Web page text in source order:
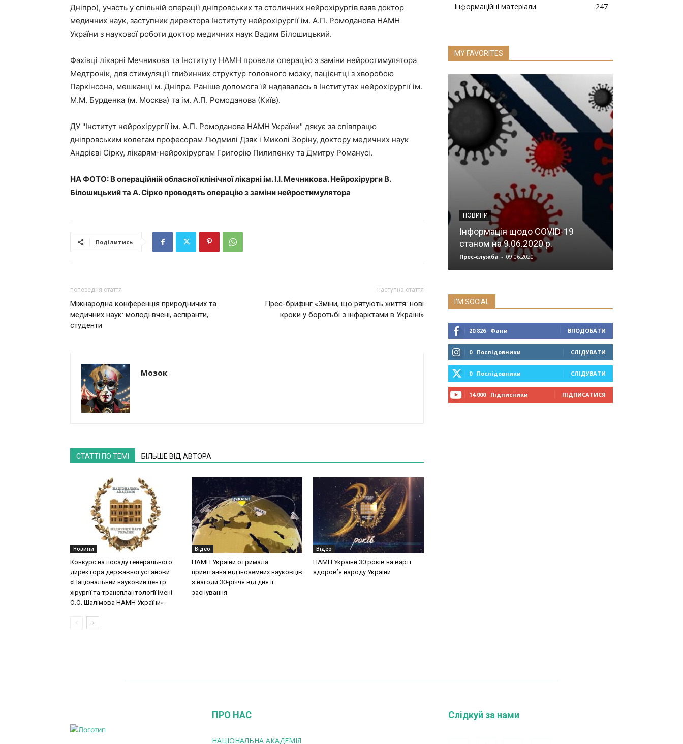
Дніпро), участь у спільній операції дніпровських та столичних нейрохірургів взяв доктор
медичних наук, заступник директора Інституту нейрохірургії ім. А.П. Ромоданова НАМН
України з наукової роботи доктор медичних наук Вадим Білошицький.
Фахівці лікарні Мечникова та Інституту НАМН провели операцію з заміни нейростимулятора
Медтронік, для стимуляції глибинних структур головного мозку, пацієнтці з хворобою
Паркінсона, мешканці м. Дніпра. Раніше допомога їй надавалась в Інститутах нейрохірургії ім.
М.М. Бурденка (м. Москва) та ім. А.П. Ромоданова (Київ).
ДУ "Інститут нейрохірургії ім. А.П. Ромоданова НАМН України" дякує за співпрацю
дніпровським колегам професорам Людмилі Дзяк і Миколі Зоріну, доктору медичних наук
Андрієві Сірку, лікарям-нейрохірургам Григорію Пилипенку та Дмитру Романусі.
НА ФОТО: В операційній обласної клінічної лікарні ім. І.І. Мечникова. Нейрохірурги В.
Білошицький та А. Сірко проводять операцію з заміни нейростимулятора
Поділитись
попередня стаття
Міжнародна конференція природничих та
медичних наук: молоді вчені, аспіранти,
студенти
наступна стаття
Прес-брифінг «Зміни, що рятують життя: нові
кроки у боротьбі з інфарктами в Україні»
Мозок
СТАТТІ ПО ТЕМІ БІЛЬШЕ ВІД АВТОРА
Новини
Конкурс на посаду генерального
директора державної установи
«Національний науковий центр
хірургії та трансплантології імені
О.О. Шалімова НАМН України»
Відео
НАМН України отримала
привітання від іноземних науковців
з нагоди 30-річчя від дня її
заснування
Відео
НАМН України 30 років на варті
здоров’я народу України
Інформаційні матеріали
247
MY FAVORITES
НОВИНИ
Інформація щодо COVID-19
станом на 9.06.2020 р.
Прес-служба - 09.06.2020
I'M SOCIAL
20,826 Фани ВПОДОБАТИ
0 Послідовники СЛІДУВАТИ
0 Послідовники СЛІДУВАТИ
14,000 Підписники ПІДПИСАТИСЯ
ПРО НАС
НАЦІОНАЛЬНА АКАДЕМІЯ
Слідкуй за нами